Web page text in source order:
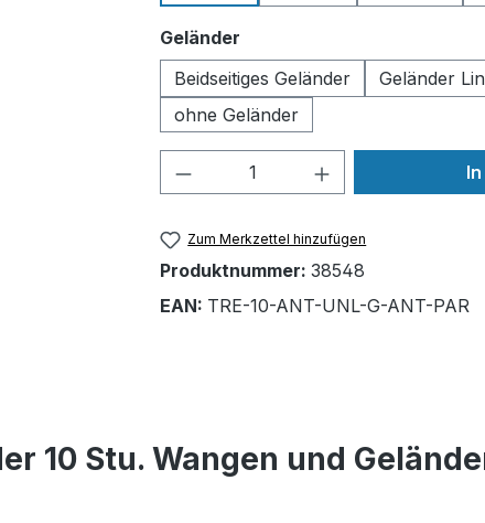
Geländer
Beidseitiges Geländer
Geländer
ohne Geländer
Produkt Anzahl: Gib
Zum Merkzettel hinzufügen
Produktnummer: 38548
EAN: TRE-10-ANT-UNL-G-ANT-PAR
10 Stu. Wangen und